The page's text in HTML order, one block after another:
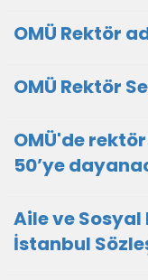
OMÜ Rektör
OMÜ Rektör
OMÜ'de
50’ye
Aile ve Sosyal
İstanbul